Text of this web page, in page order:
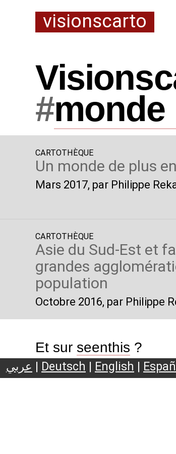
visionscarto
#monde
CARTOTHÈQUE
Un monde de plus
Mars 2017, par Philippe
CARTOTHÈQUE
Asie du Sud-Est et
grandes
population
Octobre 2016, par Philippe
Et sur seenthis ?
عربي | Deutsch | English |